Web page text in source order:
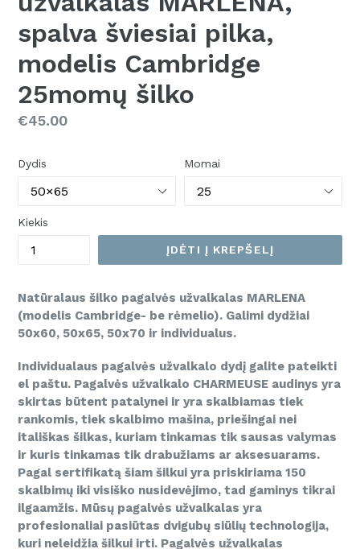
spalva šviesiai pilka,
modelis Cambridge
25momų šilko
Kaina
€45.00
Dydis Momai
Kiekis
ĮDĖTI Į KREPŠELĮ
Natūralaus šilko pagalvės užvalkalas MARLENA
(modelis Cambridge- be rėmelio). Galimi dydžiai
50x60, 50x65, 50x70 ir individualus.
Individualaus pagalvės užvalkalo dydį galite pateikti
el paštu. Pagalvės užvalkalo CHARMEUSE audinys yra
skirtas būtent patalynei ir yra skalbiamas tiek
rankomis, tiek skalbimo mašina, priešingai nei
itališkas šilkas, kuriam tinkamas tik sausas valymas
ir kuris tinkamas tik drabužiams ar aksesuarams.
Pagal sertifikatą šiam šilkui yra priskiriama 150
skalbimų iki visiško nusidevėjimo, tad gaminys tikrai
ilgaamžis. Mūsų pagalvės užvalkalas yra
profesionaliai pasiūtas dvigubų siūlių technologija,
kuri neleidžia šilkui irti. Pagalvės užvalkalas